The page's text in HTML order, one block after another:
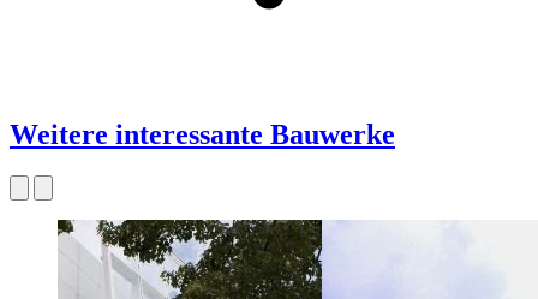
Weitere interessante Bauwerke